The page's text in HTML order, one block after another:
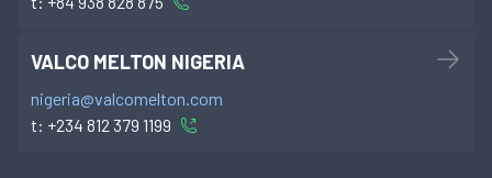
VALCO MELTON NIGERIA
nigeria@valcomelton.com
t: +234 812 379 1199